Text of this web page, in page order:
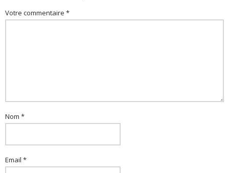
Votre commentaire *
Nom *
Email *